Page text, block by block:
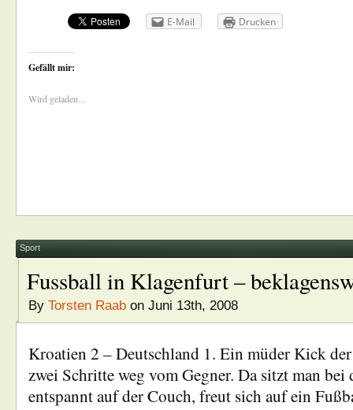
E-Mail Drucken
Gefällt mir:
Wird geladen...
Sport
Fussball in Klagenfurt –
By Torsten Raab on Juni 13th, 2008
Kroatien 2 – Deutschland 1. Ein müder Kick
zwei Schritte weg vom Gegner. Da sitzt man
entspannt auf der Couch, freut sich auf ein